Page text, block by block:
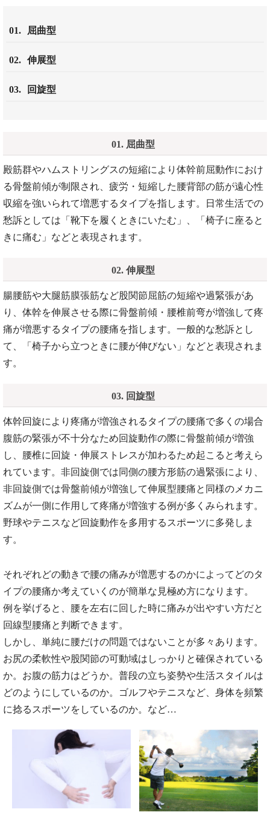
01. 屈曲型
02. 伸展型
03. 回旋型
01. 屈曲型
殿筋群やハムストリングスの短縮により体幹前屈動作におけ
る骨盤前傾が制限され、疲労・短縮した腰背部の筋が遠心性
収縮を強いられて増悪するタイプを指します。日常生活での
愁訴としては「靴下を履くときにいたむ」、「椅子に座ると
きに痛む」などと表現されます。
02. 伸展型
腸腰筋や大腿筋膜張筋など股関節屈筋の短縮や過緊張があ
り、体幹を伸展させる際に骨盤前傾・腰椎前弯が増強して疼
痛が増悪するタイプの腰痛を指します。一般的な愁訴とし
て、「椅子から立つときに腰が伸びない」などと表現されま
す。
03. 回旋型
体幹回旋により疼痛が増強されるタイプの腰痛で多くの場合
腹筋の緊張が不十分なため回旋動作の際に骨盤前傾が増強
し、腰椎に回旋・伸展ストレスが加わるため起こると考えら
れています。非回旋側では同側の腰方形筋の過緊張により、
非回旋側では骨盤前傾が増強して伸展型腰痛と同様のメカニ
ズムが一側に作用して疼痛が増強する例が多くみられます。
野球やテニスなど回旋動作を多用するスポーツに多発しま
す。
それぞれどの動きで腰の痛みが増悪するのかによってどのタ
イプの腰痛か考えていくのが簡単な見極め方になります。
例を挙げると、腰を左右に回した時に痛みが出やすい方だと
回線型腰痛と判断できます。
しかし、単純に腰だけの問題ではないことが多々あります。
お尻の柔軟性や股関節の可動域はしっかりと確保されている
か。お腹の筋力はどうか。普段の立ち姿勢や生活スタイルは
どのようにしているのか。ゴルフやテニスなど、身体を頻繁
に捻るスポーツをしているのか。など…